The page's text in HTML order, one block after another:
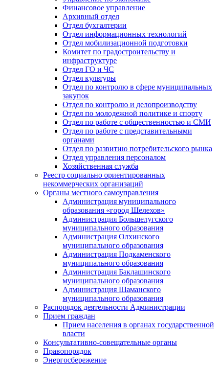
Финансовое управление
Архивный отдел
Отдел бухгалтерии
Отдел информационных технологий
Отдел мобилизационной подготовки
Комитет по градостроительству и
инфраструктуре
Отдел ГО и ЧС
Отдел культуры
Отдел по контролю в сфере муниципальных
закупок
Отдел по контролю и делопроизводству
Отдел по молодежной политике и спорту
Отдел по работе с общественностью и СМИ
Отдел по работе с представительными
органами
Отдел по развитию потребительского рынка
Отдел управления персоналом
Хозяйственная служба
Реестр социально ориентированных
некоммерческих организаций
Органы местного самоуправления
Администрация муниципального
образования «город Шелехов»
Администрация Большелугского
муниципального образования
Администрация Олхинского
муниципального образования
Администрация Подкаменского
муниципального образования
Администрация Баклашинского
муниципального образования
Администрация Шаманского
муниципального образования
Распорядок деятельности Администрации
Прием граждан
Прием населения в органах государственной
власти
Консультативно-совещательные органы
Правопорядок
Энергосбережение